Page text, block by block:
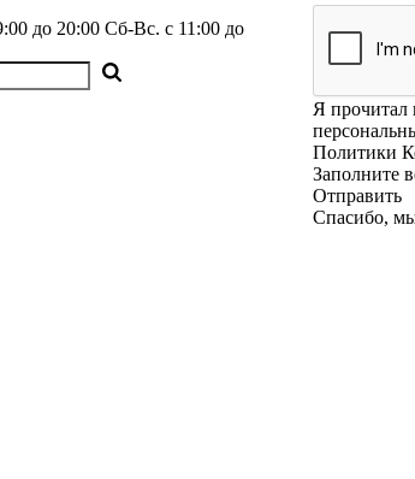
до 20:00Сб-Вс. с 11:00 до
Я прочитал
Политики
Заполните
Отправить
Спасибо,